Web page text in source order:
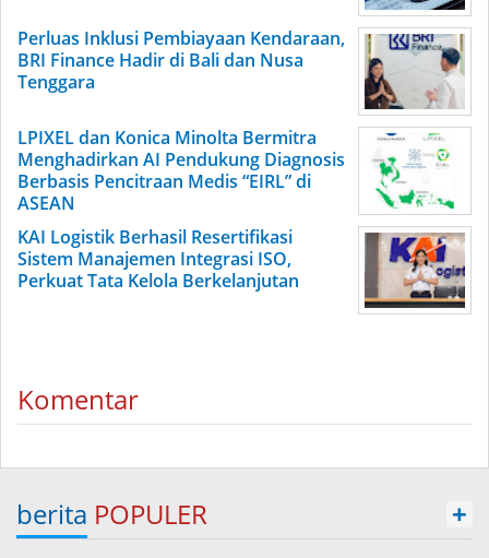
Perluas Inklusi Pembiayaan Kendaraan,
BRI Finance Hadir di Bali dan Nusa
Tenggara
LPIXEL dan Konica Minolta Bermitra
Menghadirkan AI Pendukung Diagnosis
Berbasis Pencitraan Medis “EIRL” di
ASEAN
KAI Logistik Berhasil Resertifikasi
Sistem Manajemen Integrasi ISO,
Perkuat Tata Kelola Berkelanjutan
Komentar
berita POPULER +